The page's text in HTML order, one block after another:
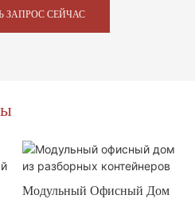
ЗАПРОС СЕЙЧАС
Модульный Офисный Дом